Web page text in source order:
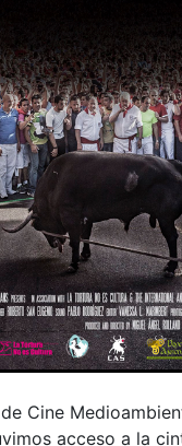
Cine
acceso a la